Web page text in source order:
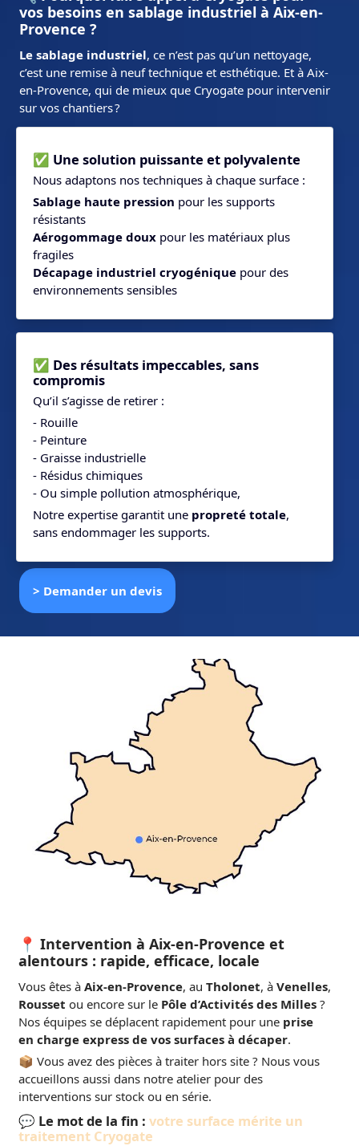
vos besoins en sablage industriel à Aix-en-
Provence ?
Le sablage industriel, ce n’est pas qu’un nettoyage,
c’est une remise à neuf technique et esthétique. Et à Aix-
en-Provence, qui de mieux que Cryogate pour intervenir
sur vos chantiers ?
✅ Une solution puissante et polyvalente
Nous adaptons nos techniques à chaque surface :
Sablage haute pression pour les supports
résistants
Aérogommage doux pour les matériaux plus
fragiles
Décapage industriel cryogénique pour des
environnements sensibles
✅ Des résultats impeccables, sans
compromis
Qu’il s’agisse de retirer :
- Rouille
- Peinture
- Graisse industrielle
- Résidus chimiques
- Ou simple pollution atmosphérique,
Notre expertise garantit une propreté totale,
sans endommager les supports.
> Demander un devis
📍 Intervention à Aix-en-Provence et
alentours : rapide, efficace, locale
Vous êtes à Aix-en-Provence, au Tholonet, à Venelles,
Rousset ou encore sur le Pôle d’Activités des Milles ?
Nos équipes se déplacent rapidement pour une prise
en charge express de vos surfaces à décaper.
📦 Vous avez des pièces à traiter hors site ? Nous vous
accueillons aussi dans notre atelier pour des
interventions sur stock ou en série.
💬 Le mot de la fin : votre surface mérite un
traitement Cryogate